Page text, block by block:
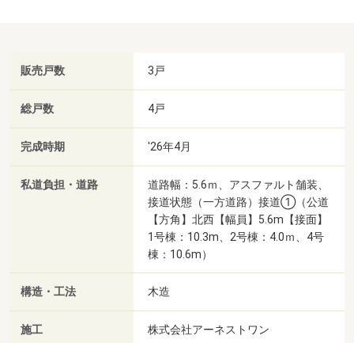
販売戸数 3戸
総戸数 4戸
完成時期 '26年4月
私道負担・道路
道路幅：5.6ｍ、アスファルト舗装、
接道状態（一方道路）接道①（公道
【方角】北西【幅員】5.6m【接面】
1号棟：10.3m、2号棟：4.0ｍ、4号
棟：10.6m）
構造・工法 木造
施工 株式会社アーネストワン